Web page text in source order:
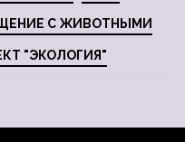
С ЖИВОТНЫМИ
"ЭКОЛОГИЯ"